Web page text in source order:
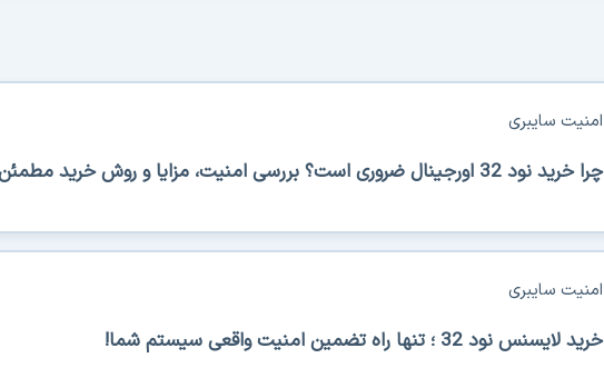
چرا خرید نود 32 اورجینال ضروری است؟ بررسی امنیت، مزایا و روش خرید مطمئن
امنیت سایبری
خرید لایسنس نود 32 ؛ تنها راه تضمین امنیت واقعی سیستم شما!
امنیت سایبری